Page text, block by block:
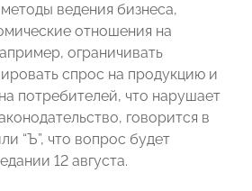
ведения бизнеса,
отношения на
ограничивать
спрос на продукцию и
потребителей, что нарушает
говорится в
“Ъ”, что вопрос будет
12 августа.